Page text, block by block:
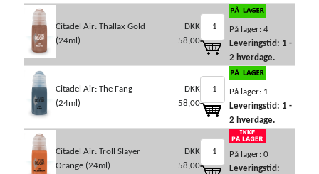
Citadel Air: Thallax Gold
(24ml)
DKK
58,00
På lager: 4
Leveringstid: 1 -
2 hverdage.
Citadel Air: The Fang
(24ml)
DKK
58,00
På lager: 1
Leveringstid: 1 -
2 hverdage.
Citadel Air: Troll Slayer
Orange (24ml)
DKK
58,00
På lager: 0
Leveringstid: